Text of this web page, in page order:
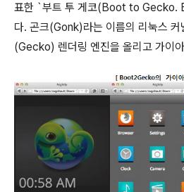
표한 `부트 투 게코(Boot to Gecko.
다. 곤크(Gonk)라는 이름의 리눅스
(Gecko) 렌더링 엔진을 올리고 가이